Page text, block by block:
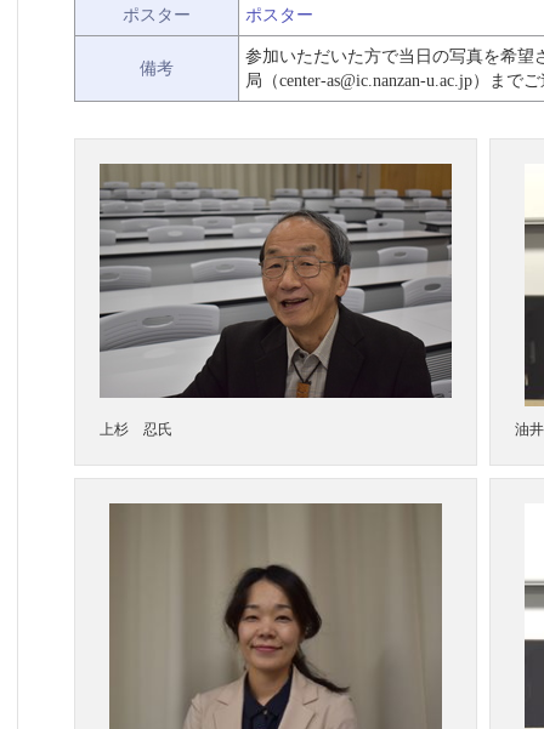
ポスター ポスター
備考
参加いただいた方で当日の写真を希望
局（center-as@ic.nanzan-u.ac.jp）まで
上杉 忍氏 油